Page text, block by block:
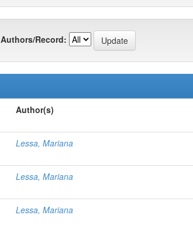
Authors/Record:
Author(s)
Lessa, Mariana
Lessa, Mariana
Lessa, Mariana